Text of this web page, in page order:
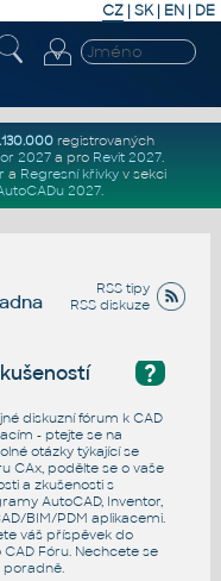
CZ | SK| EN | DE
registrovaných
2027a pro Revit 2027.
a Regresní křivkyv sekci
2027.
RSS tipy
RSS diskuze
?
diskuzní fórum k CAD
- ptejte se na
otázky týkající se
CAx, podělte se o vaše
a zkušenosti s
AutoCAD, Inventor,
BIM/PDM aplikacemi.
váš příspěvek do
CAD Fóru. Nechcete se
poradně.